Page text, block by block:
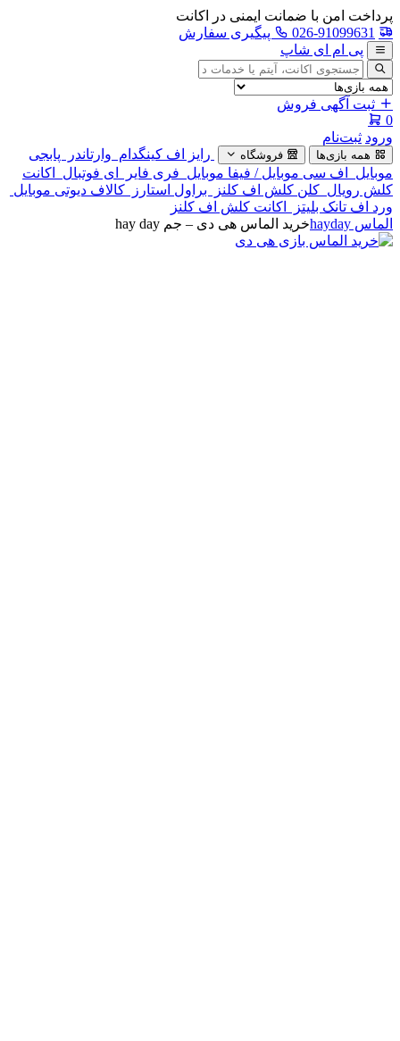
پرداخت امن با ضمانت ایمنی در اکانت
026-91099631
پیگیری سفارش
پی ام ای شاپ
جستجوی
آگهی
ثبت آگهی فروش
0
ورود ثبت‌نام
همه بازی‌ها فروشگاه رایز اف کینگدام وارتاندر
پابجی
موبایل
اف سی موبایل / فیفا موبایل فری فایر ای فوتبال
اکانت
کلش رویال کلن کلش اف کلنز براول استارز
کالاف دیوتی موبایل
ورد اف تانک بلیتز
اکانت کلش اف کلنز
الماس hayday
خرید الماس هی دی – جم hay day